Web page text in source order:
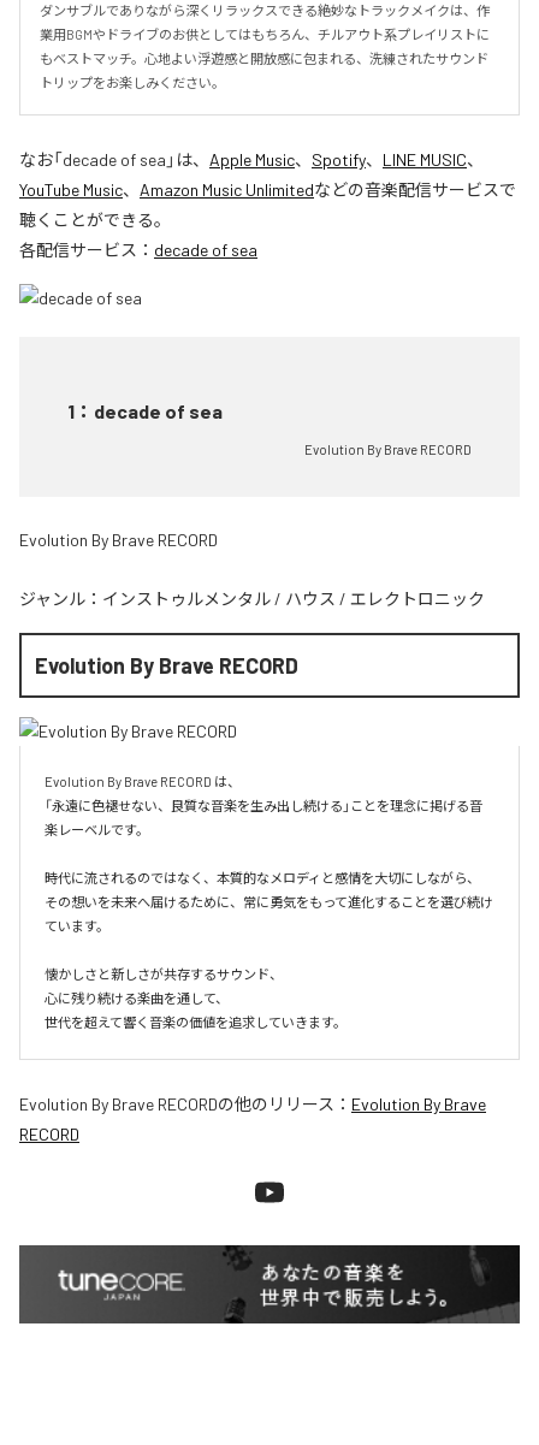
ダンサブルでありながら深くリラックスできる絶妙なトラックメイクは、作
業用BGMやドライブのお供としてはもちろん、チルアウト系プレイリストに
もベストマッチ。心地よい浮遊感と開放感に包まれる、洗練されたサウンド
トリップをお楽しみください。
なお「decade of sea 」は、 Apple Music、 Spotify、 LINE MUSIC、
YouTube Music、 Amazon Music Unlimitedなどの音楽配信サービスで
聴くことができる。
各配信サービス： decade of sea
1 ： decade of sea
Evolution By Brave RECORD
Evolution By Brave RECORD
ジャンル： インストゥルメンタル / ハウス / エレクトロニック
Evolution By Brave RECORD
Evolution By Brave RECORD は、
「永遠に色褪せない、良質な音楽を生み出し続ける」ことを理念に掲げる音
楽レーベルです。
時代に流されるのではなく、本質的なメロディと感情を大切にしながら、
その想いを未来へ届けるために、常に勇気をもって進化することを選び続け
ています。
懐かしさと新しさが共存するサウンド、
心に残り続ける楽曲を通して、
世代を超えて響く音楽の価値を追求していきます。
Evolution By Brave RECORDの他のリリース： Evolution By Brave
RECORD